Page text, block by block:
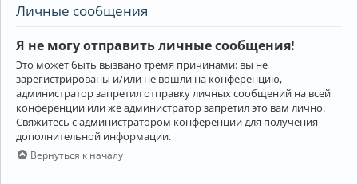
Личные сообщения
Я не могу отправить личные сообщения!
Это может быть вызвано тремя причинами: вы не
зарегистрированы и/или не вошли на конференцию,
администратор запретил отправку личных сообщений на всей
конференции или же администратор запретил это вам лично.
Свяжитесь с администратором конференции для получения
дополнительной информации.
Вернуться к началу